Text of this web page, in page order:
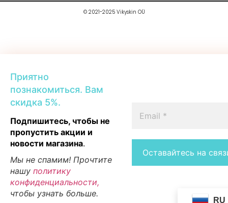
Приятно
познакомиться. Вам
скидка 5%.
Подпишитесь, чтобы не
пропустить акции и
новости магазина.
Мы не спамим! Прочтите
нашу политику
конфиденциальности,
чтобы узнать больше.
© 2021-2025 Vikyskin OÜ
RU